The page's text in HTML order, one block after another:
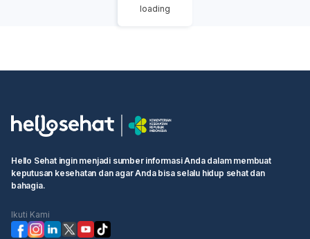
lalu pumping pada jam 10.00, 13.00, dan 16.00,
kemudian menyusui langsung lagi saat pulang. Jika Anda
istirahat 10 menit, dan pompa 10 menit. Pastikan Anda
menggunakan pompa elektrik ganda untuk efisiensi.
Persiapan:Pastikan semua peralatan pumping bersih
memompa, mungkin dengan melihat foto bayi atau
mendengarkan musik. Pijatan lembut pada payudara
loading
Hello Sehat ingin menjadi sumber informasi Anda dalam membuat
keputusan kesehatan dan agar Anda bisa selalu hidup sehat dan
bahagia.
Ikuti Kami